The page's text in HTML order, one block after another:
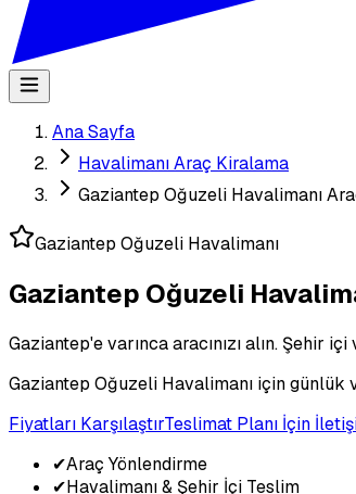
Ana Sayfa
Havalimanı Araç Kiralama
Gaziantep Oğuzeli Havalimanı
Gaziantep Oğuzeli Havalimanı
Gaziantep Oğuzeli
Gaziantep'e varınca aracınızı alın. Şehir
Gaziantep Oğuzeli Havalimanı için günlük
Fiyatları KarşılaştırTeslimat Planı İçin
✔Araç Yönlendirme
✔Havalimanı & Şehir İçi Teslim